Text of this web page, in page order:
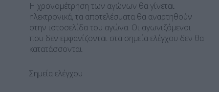
Η χρονομέτρηση των αγώνων θα γίνεται
ηλεκτρονικά, τα αποτελέσματα θα αναρτηθούν
στην ιστοσελίδα του αγώνα. Οι αγωνιζόμενοι
που δεν εμφανίζονται στα σημεία ελέγχου δεν θα
κατατάσσονται.
Σημεία ελέγχου